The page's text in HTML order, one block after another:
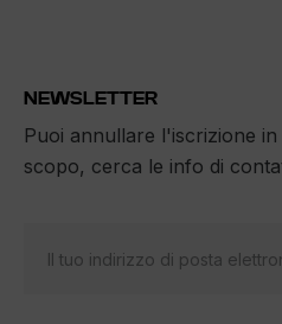
NEWSLETTER
Puoi annullare l'iscrizione
scopo, cerca le info di